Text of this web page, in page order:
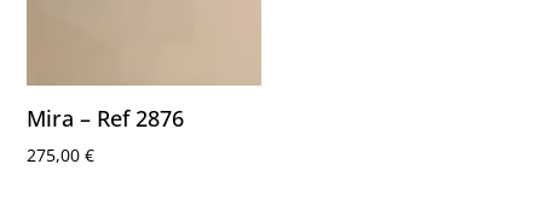
Mira – Ref 2876
275,00€